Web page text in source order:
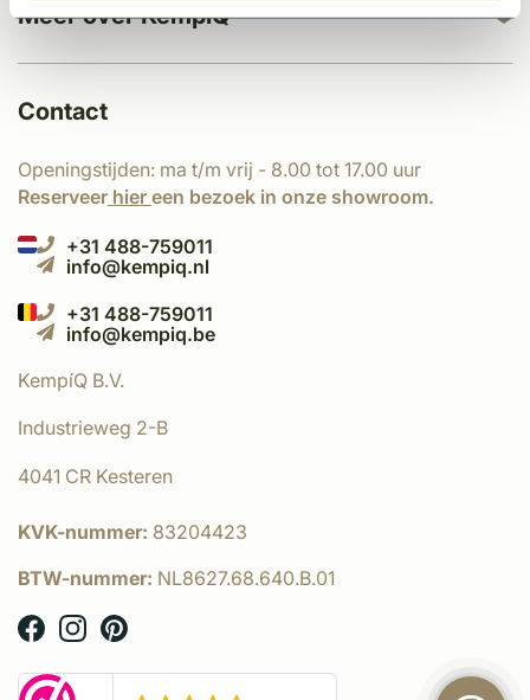
Meer over KempíQ
Contact
Openingstijden: ma t/m vrij - 8.00 tot 17.00 uur
Reserveer hier een bezoek in onze showroom.
+31 488-759011
info@kempiq.nl
+31 488-759011
info@kempiq.be
KempíQ B.V.
Industrieweg 2-B
4041 CR Kesteren
KVK-nummer: 83204423
BTW-nummer: NL8627.68.640.B.01